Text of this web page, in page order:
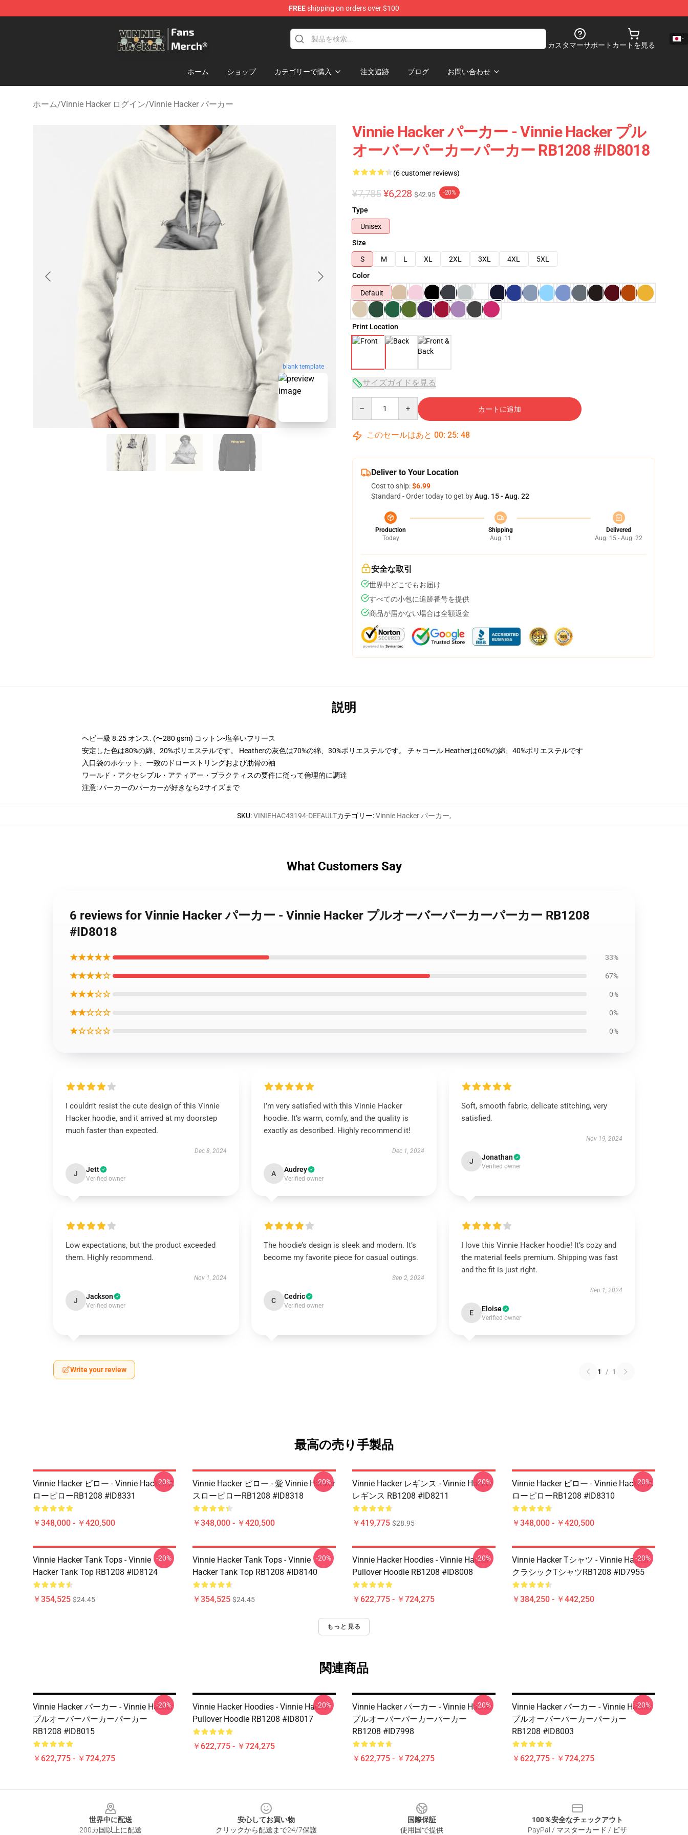
FREEshipping on orders over $100
カスタマーサポート カートを見る
ホーム ショップ カテゴリーで購入 注文追跡 ブログ お問い合わせ
ホーム/Vinnie Hacker ログイン/Vinnie Hacker パーカー
blank template
Vinnie Hacker パーカー - Vinnie Hacker プル
オーバーパーカーパーカー RB1208 #ID8018
(6 customer reviews)
¥7,785 ¥6,228 $42.95 -20%
Type
Unisex
Size
S
M L XL 2XL 3XL 4XL
5XL
Color
Default
Print Location
サイズガイドを見る
カートに追加
このセールはあと 00: 25: 47
Deliver to Your Location
Cost to ship:$6.99
Standard - Order today to get byAug. 15 - Aug. 22
Production
Today
Shipping
Aug. 11
Delivered
Aug. 15 - Aug. 22
安全な取引
世界中どこでもお届け
すべての小包に追跡番号を提供
商品が届かない場合は全額返金
説明
ヘビー級 8.25 オンス. (〜280 gsm) コットン-塩辛いフリース
安定した色は80%の綿、20%ポリエステルです。 Heatherの灰色は70%の綿、30%ポリエステルです。 チャコール Heatherは60%の綿、40%ポリエステルです
入口袋のポケット、一致のドローストリングおよび肋骨の袖
ワールド・アクセシブル・アティアー・プラクティスの要件に従って倫理的に調達
注意: パーカーのパーカーが好きなら2サイズまで
SKU:VINIEHAC43194-DEFAULTカテゴリー:Vinnie Hacker パーカー,
What Customers Say
6 reviews for Vinnie Hacker パーカー - Vinnie Hacker プルオーバーパーカーパーカー RB1208
#ID8018
★★★★★ 33%
★★★★☆ 67%
★★★☆☆ 0%
★★☆☆☆ 0%
★☆☆☆☆ 0%
I couldn’t resist the cute design of this Vinnie
Hacker hoodie, and it arrived at my doorstep
much faster than expected.
Dec 8, 2024
J Jett
Verified owner
I’m very satisfied with this Vinnie Hacker
hoodie. It’s warm, comfy, and the quality is
exactly as described. Highly recommend it!
Dec 1, 2024
A Audrey
Verified owner
Soft, smooth fabric, delicate stitching, very
satisfied.
Nov 19, 2024
J Jonathan
Verified owner
Low expectations, but the product exceeded
them. Highly recommend.
Nov 1, 2024
J Jackson
Verified owner
The hoodie’s design is sleek and modern. It’s
become my favorite piece for casual outings.
Sep 2, 2024
C Cedric
Verified owner
I love this Vinnie Hacker hoodie! It’s cozy and
the material feels premium. Shipping was fast
and the fit is just right.
Sep 1, 2024
E Eloise
Verified owner
Write your review 1 / 1
最高の売り手製品
Vinnie Hacker ピロー - Vinnie Hacker ス
ローピローRB1208 #ID8331
￥348,000 - ￥420,500
-20%
Vinnie Hacker ピロー - 愛 Vinnie Hacker
スローピローRB1208 #ID8318
￥348,000 - ￥420,500
-20%
Vinnie Hacker レギンス - Vinnie Hacker
レギンス RB1208 #ID8211
￥419,775 $28.95
-20%
Vinnie Hacker ピロー - Vinnie Hacker ス
ローピローRB1208 #ID8310
￥348,000 - ￥420,500
-20%
Vinnie Hacker Tank Tops - Vinnie
Hacker Tank Top RB1208 #ID8124
￥354,525 $24.45
-20%
Vinnie Hacker Tank Tops - Vinnie
Hacker Tank Top RB1208 #ID8140
￥354,525 $24.45
-20%
Vinnie Hacker Hoodies - Vinnie Hacker
Pullover Hoodie RB1208 #ID8008
￥622,775 - ￥724,275
-20%
Vinnie Hacker Tシャツ - Vinnie Hacker
クラシックTシャツRB1208 #ID7955
￥384,250 - ￥442,250
-20%
もっと見る
関連商品
Vinnie Hacker パーカー - Vinnie Hacker
プルオーバーパーカーパーカー
RB1208 #ID8015
￥622,775 - ￥724,275
-20%
Vinnie Hacker Hoodies - Vinnie Hacker
Pullover Hoodie RB1208 #ID8017
￥622,775 - ￥724,275
-20%
Vinnie Hacker パーカー - Vinnie Hacker
プルオーバーパーカーパーカー
RB1208 #ID7998
￥622,775 - ￥724,275
-20%
Vinnie Hacker パーカー - Vinnie Hacker
プルオーバーパーカーパーカー
RB1208 #ID8003
￥622,775 - ￥724,275
-20%
世界中に配送
200カ国以上に配送
安心してお買い物
クリックから配送まで24/7保護
国際保証
使用国で提供
100％安全なチェックアウト
PayPal / マスターカード / ビザ